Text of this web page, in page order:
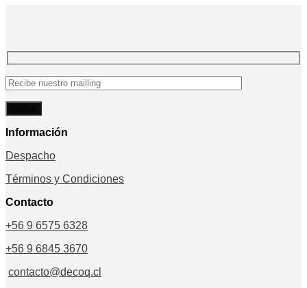
Información
Despacho
Términos y Condiciones
Contacto
+56 9 6575 6328
+56 9 6845 3670
contacto@decoq.cl